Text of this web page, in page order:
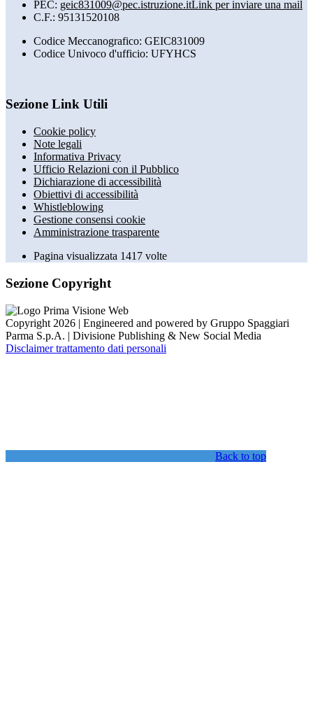
PEC: geic831009@pec.istruzione.itLink per inviare una mail
C.F.: 95131520108
Codice Meccanografico: GEIC831009
Codice Univoco d'ufficio: UFYHCS
Sezione Link Utili
Cookie policy
Note legali
Informativa Privacy
Ufficio Relazioni con il Pubblico
Dichiarazione di accessibilità
Obiettivi di accessibilità
Whistleblowing
Gestione consensi cookie
Amministrazione trasparente
Pagina visualizzata 1417 volte
Sezione Copyright
Copyright 2026 | Engineered and powered by Gruppo Spaggiari
Parma S.p.A. | Divisione Publishing & New Social Media
Disclaimer trattamento dati personali
Back to top